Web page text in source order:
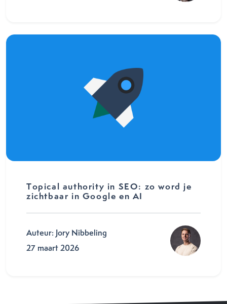
Topical authority in SEO: zo word je
zichtbaar in Google en AI
Auteur: Jory Nibbeling
27 maart 2026